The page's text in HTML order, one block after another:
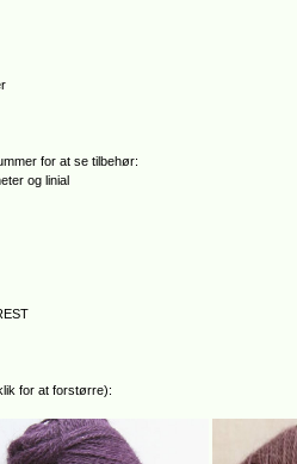
for at se tilbehør:
og linial
for at forstørre):